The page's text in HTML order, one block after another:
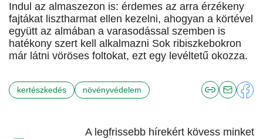
Indul az almaszezon is: érdemes az arra érzékeny
fajtákat lisztharmat ellen kezelni, ahogyan a körtével
együtt az almában a varasodással szemben is
hatékony szert kell alkalmazni Sok ribiszkebokron
már látni vöröses foltokat, ezt egy levéltetű okozza.
kertészkedés növényvédelem
A legfrissebb hírekért kövess minket